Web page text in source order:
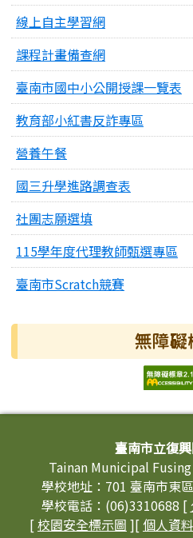
線上自主學習網
課程計畫備查網
臺南市國中小公開授課一覽表
教育部小紅書反詐專區
營養午餐
國三升學進路調查表
社團志願選填
115學年度代理教師甄選專區
臺南市Scratch競賽
無障礙
頁尾區域內容臺南市立復
Tainan Municipal
學校地址：701 臺南市東
學校電話：(06)3310688 [
[校園安全標示圖 ][個人資